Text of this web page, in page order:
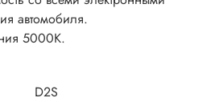
автомобиля.
5000К.
D2S